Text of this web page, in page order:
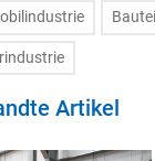
Artikel